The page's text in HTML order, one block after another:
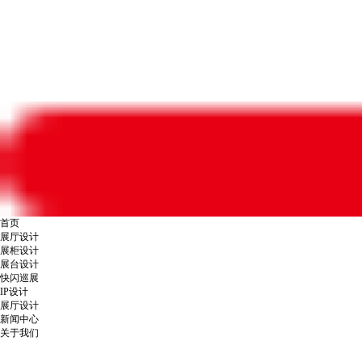
首页
展厅设计
展柜设计
展台设计
快闪巡展
IP设计
展厅设计
新闻中心
关于我们